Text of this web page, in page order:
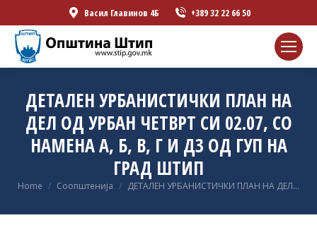
Васил Главинов 4Б +389 32 22 66 50
ДЕТАЛЕН УРБАНИСТИЧКИ ПЛАН НА
ДЕЛ ОД УРБАН ЧЕТВРТ СИ 02.07, СО
НАМЕНА А, Б, В, Г И Д3 ОД ГУП НА
ГРАД ШТИП
You are here:
Home Соопштенија ДЕТАЛЕН УРБАНИСТИЧКИ ПЛАН НА ДЕЛ…